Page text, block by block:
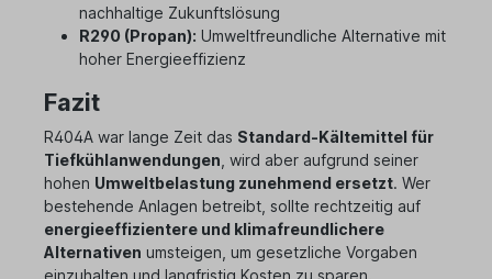
nachhaltige Zukunftslösung
R290 (Propan): Umweltfreundliche Alternative mit
hoher Energieeffizienz
Fazit
R404A war lange Zeit das Standard-Kältemittel für
Tiefkühlanwendungen , wird aber aufgrund seiner
hohen Umweltbelastung zunehmend ersetzt. Wer
bestehende Anlagen betreibt, sollte rechtzeitig auf
energieeffizientere und klimafreundlichere
Alternativen umsteigen, um gesetzliche Vorgaben
einzuhalten und langfristig Kosten zu sparen.